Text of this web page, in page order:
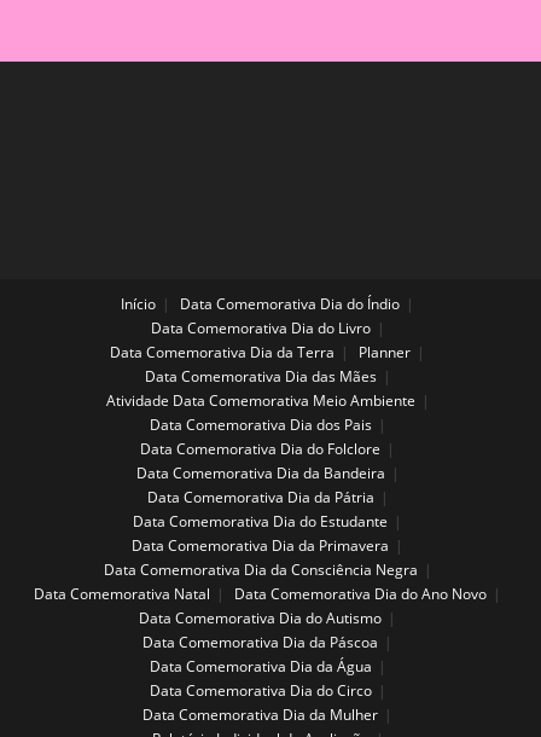
S
Início
Data Comemorativa Dia do Índio
Data Comemorativa Dia do Livro
Data Comemorativa Dia da Terra
Planner
Data Comemorativa Dia das Mães
Atividade Data Comemorativa Meio Ambiente
Data Comemorativa Dia dos Pais
Data Comemorativa Dia do Folclore
Data Comemorativa Dia da Bandeira
Data Comemorativa Dia da Pátria
Data Comemorativa Dia do Estudante
Data Comemorativa Dia da Primavera
Data Comemorativa Dia da Consciência Negra
Data Comemorativa Natal
Data Comemorativa Dia do Ano Novo
Data Comemorativa Dia do Autismo
Data Comemorativa Dia da Páscoa
Data Comemorativa Dia da Água
Data Comemorativa Dia do Circo
Data Comemorativa Dia da Mulher